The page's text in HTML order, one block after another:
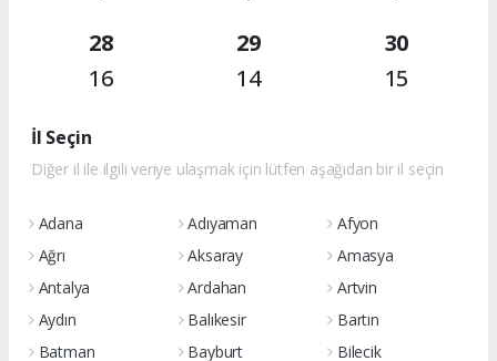
28
16
29
14
30
15
İl Seçin
Diğer il ile ilgili veriye ulaşmak için lütfen aşağıdan bir il seçin
Adana Adıyaman
Afyon
Ağrı
Aksaray
Amasya
Antalya
Ardahan
Artvin
Aydın
Balıkesir
Bartın
Batman
Bayburt
Bilecik